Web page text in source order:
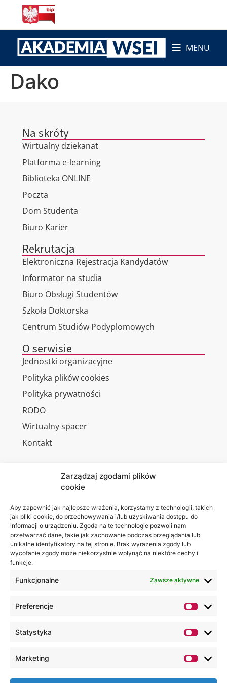
Zarządzaj zgodami plików
cookie
Aby zapewnić jak najlepsze wrażenia, korzystamy z technologii, takich
jak pliki cookie, do przechowywania i/lub uzyskiwania dostępu do
informacji o urządzeniu. Zgoda na te technologie pozwoli nam
przetwarzać dane, takie jak zachowanie podczas przeglądania lub
unikalne identyfikatory na tej stronie. Brak wyrażenia zgody lub
wycofanie zgody może niekorzystnie wpłynąć na niektóre cechy i
funkcje.
Funkcjonalne Zawsze aktywne
Preferencje
Statystyka
Marketing
MENU
Dako
Na skróty
Wirtualny dziekanat
Platforma e-learning
Biblioteka ONLINE
Poczta
Dom Studenta
Biuro Karier
Rekrutacja
Elektroniczna Rejestracja Kandydatów
Informator na studia
Biuro Obsługi Studentów
Szkoła Doktorska
Centrum Studiów Podyplomowych
O serwisie
Jednostki organizacyjne
Polityka plików cookies
Polityka prywatności
RODO
Wirtualny spacer
Kontakt
Akademia
WSEI
ul.
Projektowa
4